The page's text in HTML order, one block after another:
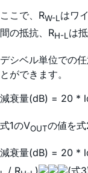
ここで、RW-L はワ
間の抵抗、RH-L は
デシベル単位での
とができます。
減衰量(dB) = 20 *
式1のVOUTの値を式
減衰量(dB) = 20 *
/ R ) (式